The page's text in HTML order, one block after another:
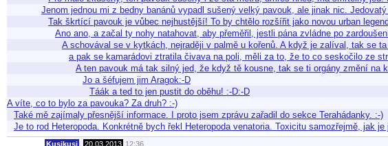
Jenom jednou mi z bedny banánů vypadl sušený velký pavouk, ale jinak nic.
Tak škrtící pavouk je vůbec nejhustější! To by chtělo rozšířit jako novou urban
Ano ano, a začal ty nohy natahovat, aby přeměřil, jestli pána zvládne po
A schovával se v kytkách, nejraději v palmě u kořenů. A když je zalíval, tak se ta
a pak se kamarádovi ztratila čivava na poli, měli za to, že to co seskočilo ze
A ten pavouk má tak silný jed, že když tě kousne, tak se ti orgány změní na
Jo a šéfujem jim Aragok:-D
Táák a ted to jen pustit do oběhu! :-D:-D
A víte, co to bylo za pavouka? Za druh? :-)
Také mě zajímaly přesnější informace. I proto jsem zprávu zařadil do sekce Terahádanky. :-)
Je to rod Heteropoda. Konkrétně bych řekl Heteropoda venatoria. Toxicitu samozřejmě, jak je
Kusikusi 20.03.2013 12:36